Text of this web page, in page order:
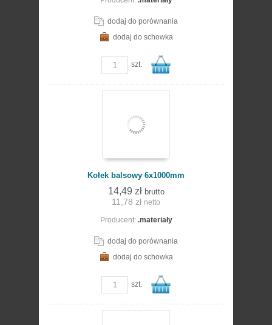
koszyka
dodaj do porównania
dodaj do schowka
szt.
koszyka
Kołek balsowy 6x1000mm
14,49 zł brutto
11,78 zł netto
Producent: .materiały
dodaj do porównania
dodaj do schowka
szt.